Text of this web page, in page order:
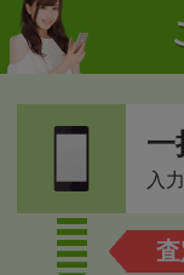
一
入